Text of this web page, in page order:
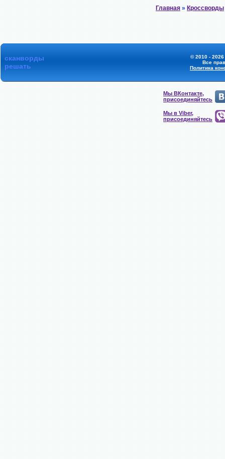
Главная » Кроссворды
сканворды
решать
© 2010 -
Все
Политика
Мы ВКонтакте,
присоединяйтесь
Мы в Viber,
присоединяйтесь